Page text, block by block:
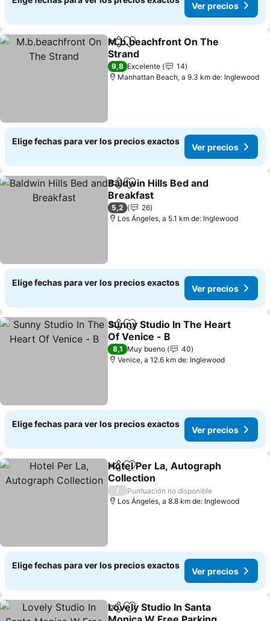
Ver precios
CompartirAgregar a favoritos
M.b.beachfront On The
Strand
9,8 Excelente
14
Manhattan Beach, a 9.3 km de: Inglewood
Elige fechas para ver los precios exactos
Ver precios
CompartirAgregar a favoritos
Baldwin Hills Bed and
Breakfast
5,2
26
Los Ángeles, a 5.1 km de: Inglewood
Elige fechas para ver los precios exactos
Ver precios
CompartirAgregar a favoritos
Sunny Studio In The Heart
Of Venice - B
8,1 Muy bueno
40
Venice, a 12.6 km de: Inglewood
Elige fechas para ver los precios exactos
Ver precios
CompartirAgregar a favoritos
Hotel Per La, Autograph
Collection
/
Puntuación no disponible
Los Ángeles, a 8.8 km de: Inglewood
Elige fechas para ver los precios exactos
Ver precios
CompartirAgregar a favoritos
Lovely Studio In Santa